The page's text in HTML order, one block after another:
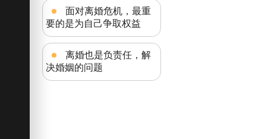
面对离婚危机，最重
要的是为自己争取权益
离婚也是负责任，解
决婚姻的问题